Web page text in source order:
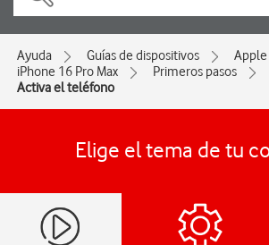
Ayuda Guías de dispositivos
Apple
iPhone 16 Pro Max
Primeros pasos
Activa el teléfono
Elige el tema de tu